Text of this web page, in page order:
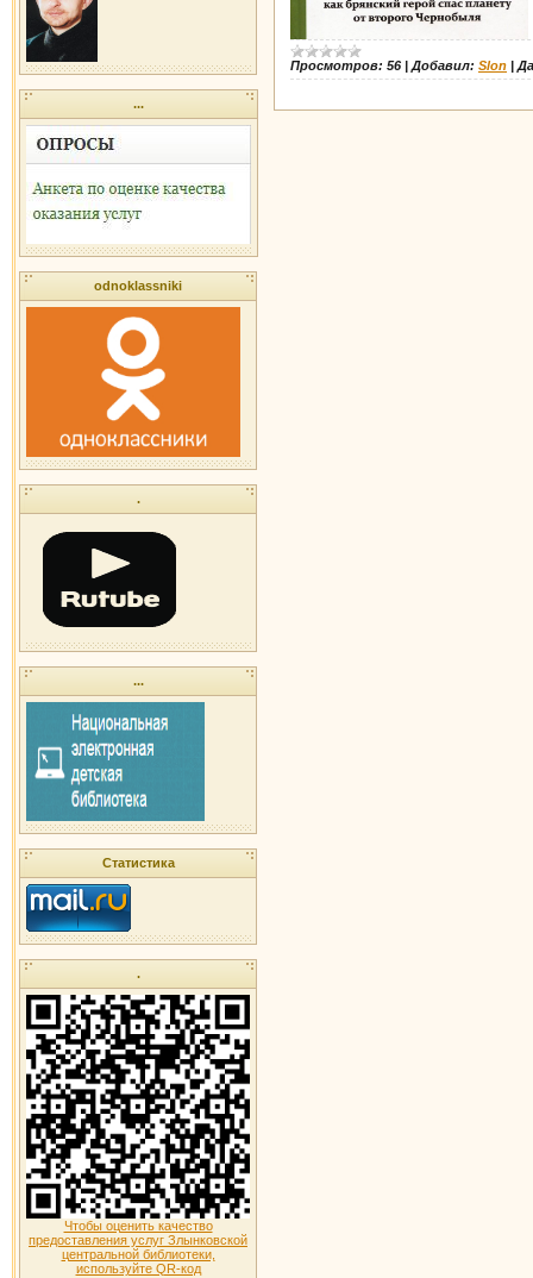
...
odnoklassniki
.
...
Статистика
.
Чтобы оценить качество
предоставления услуг Злынковской
центральной библиотеки,
используйте QR-код
Просмотров: 56 | Добавил: Slon |